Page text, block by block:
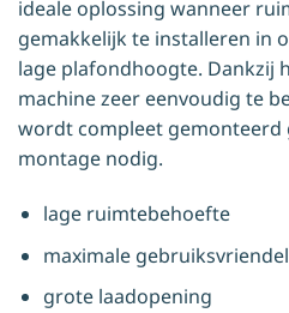
ideale oplossing wanneer
gemakkelijk te installeren in
lage plafondhoogte. Dankzij
machine zeer eenvoudig te
wordt compleet gemonteerd
montage nodig.
lage ruimtebehoefte
maximale
grote laadopening